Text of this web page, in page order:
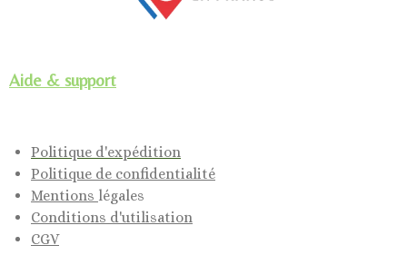
Aide & support
Politique d'expédition
Politique de confidentialité
Mentions légales
Conditions d'utilisation
CGV